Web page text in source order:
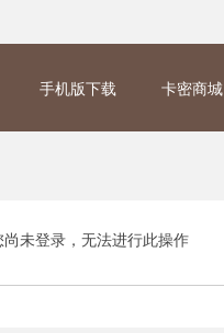
手机版下载 卡密商城
尚未登录，无法进行此操作